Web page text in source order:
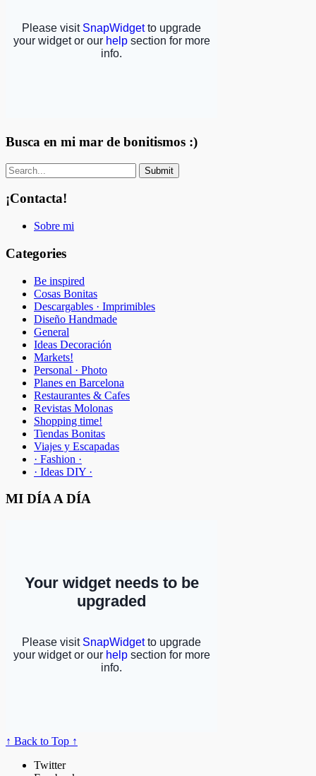
Busca en mi mar de bonitismos :)
¡Contacta!
Sobre mi
Categories
Be inspired
Cosas Bonitas
Descargables · Imprimibles
Diseño Handmade
General
Ideas Decoración
Markets!
Personal · Photo
Planes en Barcelona
Restaurantes & Cafes
Revistas Molonas
Shopping time!
Tiendas Bonitas
Viajes y Escapadas
· Fashion ·
· Ideas DIY ·
MI DÍA A DÍA
↑ Back to Top ↑
Twitter